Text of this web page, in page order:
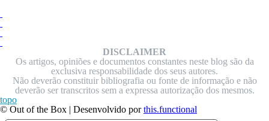
DISCLAIMER
Os artigos, opiniões e documentos constantes neste blog são da
exclusiva responsabilidade dos seus autores.
Não deverão constituir bibliografia ou fonte de informação e não
deverão ser transcritos sem a expressa autorização dos mesmos.
topo
© Out of the Box | Desenvolvido porthis.functional